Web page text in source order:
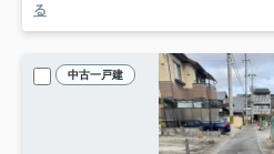
る
中古一戸建